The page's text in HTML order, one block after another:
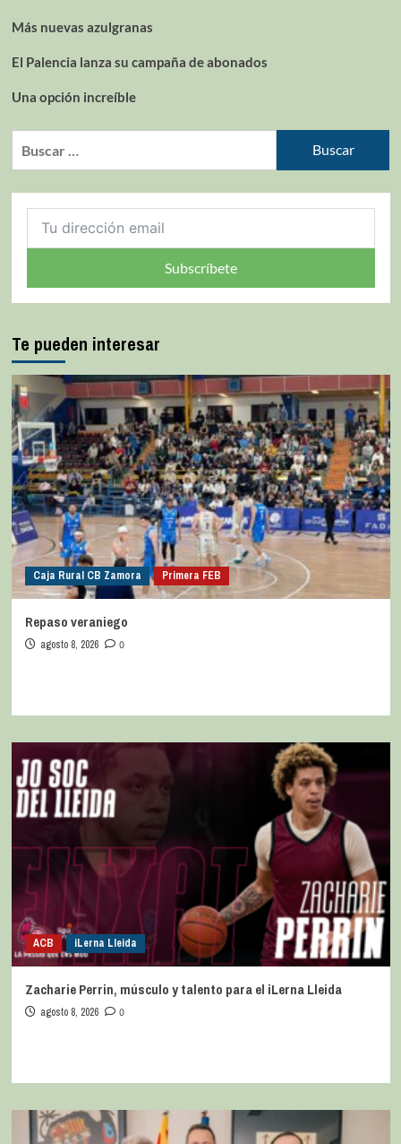
Más nuevas azulgranas
El Palencia lanza su campaña de abonados
Una opción increíble
Subscríbete
Te pueden interesar
Caja Rural CB Zamora Primera FEB
Repaso veraniego
agosto 8, 2026 0
ACB iLerna Lleida
Zacharie Perrin, músculo y talento para el iLerna Lleida
agosto 8, 2026 0